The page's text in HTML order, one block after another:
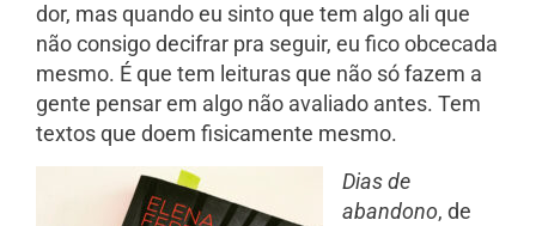
dor, mas quando eu sinto que tem algo ali que
não consigo decifrar pra seguir, eu fico obcecada
mesmo. É que tem leituras que não só fazem a
gente pensar em algo não avaliado antes. Tem
textos que doem fisicamente mesmo.
Dias de
abandono, de